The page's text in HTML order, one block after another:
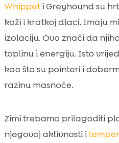
Whippeti Greyhound su
koži i kratkoj dlaci. Imaju
izolaciju. Ovo znači da
toplinu i energiju. Isto
kao što su pointeri i
razinu masnoće.
Zimi trebamo prilagoditi
njegovoj aktivnosti i